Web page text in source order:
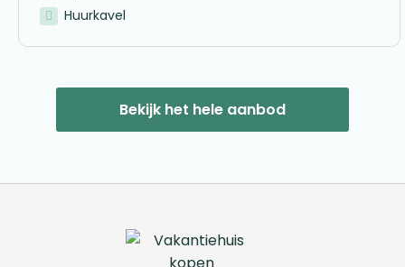
Huurkavel
Bekijk het hele aanbod